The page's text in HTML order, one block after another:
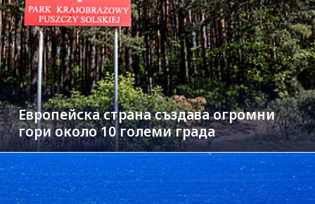
Европейска страна създава огромни
гори около 10 големи града